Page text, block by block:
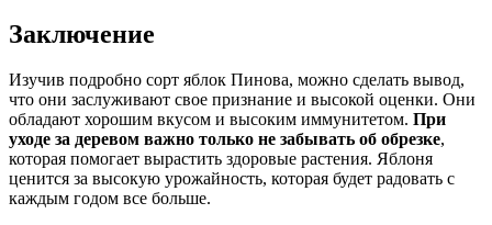
Заключение
Изучив подробно сорт яблок Пинова, можно сделать вывод,
что они заслуживают свое признание и высокой оценки. Они
обладают хорошим вкусом и высоким иммунитетом. При
уходе за деревом важно только не забывать об обрезке,
которая помогает вырастить здоровые растения. Яблоня
ценится за высокую урожайность, которая будет радовать с
каждым годом все больше.